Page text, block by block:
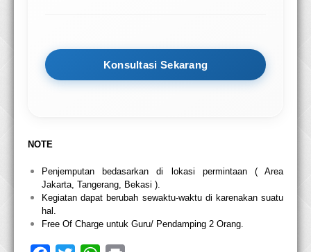
Konsultasi Sekarang
NOTE
Penjemputan bedasarkan di lokasi permintaan ( Area
Jakarta, Tangerang, Bekasi ).
Kegiatan dapat berubah sewaktu-waktu di karenakan suatu
hal.
Free Of Charge untuk Guru/ Pendamping 2 Orang.